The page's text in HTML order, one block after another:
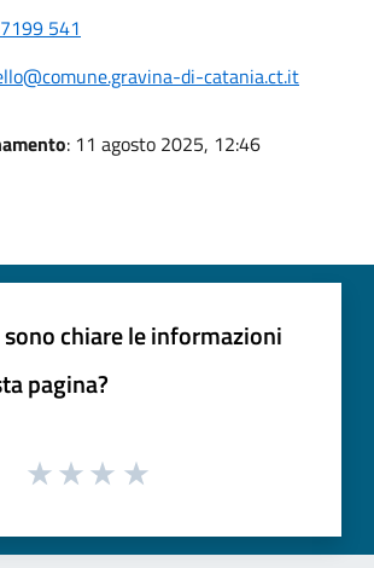
541
di-catania.ct.it
: 11 agosto 2025, 12:46
chiare le informazioni
pagina?